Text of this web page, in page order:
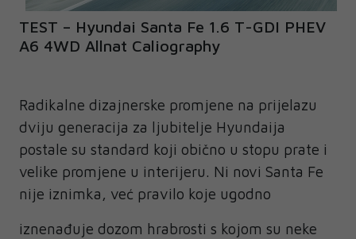
TEST – Hyundai Santa Fe 1.6 T-GDI PHEV
A6 4WD Allnat Caliography
Radikalne dizajnerske promjene na prijelazu
dviju generacija za ljubitelje Hyundaija
postale su standard koji obično u stopu prate i
velike promjene u interijeru. Ni novi Santa Fe
nije iznimka, već pravilo koje ugodno
iznenađuje dozom hrabrosti s kojom su neke